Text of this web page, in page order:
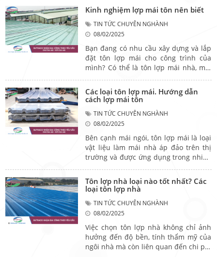
chuẩn nào để đánh giá mái tôn được
lắp đặt đã đạt chuẩn và đảm bảo an
toàn cho con người khi sử dụng? Hãy
cùng Butraco tìm hiểu trong bài viết
dưới đây.
Kinh nghiệm lợp mái tôn nên biết
TIN TỨC CHUYÊN NGHÀNH
08/02/2025
Bạn đang có nhu cầu xây dựng và lắp
đặt tôn lợp mái cho công trình của
mình? Có thể là tôn lợp mái nhà, mái
giản là mái tôn sân, vườn… Nhưng bạn
lại cảm thấy phân vân về quy trình lắp
đặt, và lựa chọn sản phẩm tôn lợp sao
cho chất lượng, giá rẻ. Vậy thì bài viết
sau của Butraco sẽ là những kinh
nghiệm lợp mái tôn mà nhất định bạn
nên biết.
Các loại tôn lợp mái. Hướng dẫn
cách lợp mái tôn
TIN TỨC CHUYÊN NGHÀNH
08/02/2025
Bên cạnh mái ngói, tôn lợp mái là loại
vật liệu làm mái nhà áp đảo trên thị
trường và được ứng dụng trong nhiều
xưởng. Có các loại tôn lợp mái nào? Và
cách lợp mái tôn ra sao? Qua bài viết
dưới đây của Butraco, hãy cùng đi tìm
câu trả lời nhé.
Tôn lợp nhà loại nào tốt nhất? Các
loại tôn lợp nhà
TIN TỨC CHUYÊN NGHÀNH
08/02/2025
Việc chọn tôn lợp nhà không chỉ ảnh
hưởng đến độ bền, tính thẩm mỹ của
ngôi nhà mà còn liên quan đến chi phí